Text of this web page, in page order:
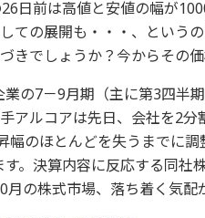
日前は高値と安値の幅が
ての展開も・・・、という
きでしょうか？今からその価
の7－9月期（主に第3四半
アルコアは先日、会社を2分
幅のほとんどを失うまでに
。決算内容に反応する同社
の株式市場、落ち着く気配